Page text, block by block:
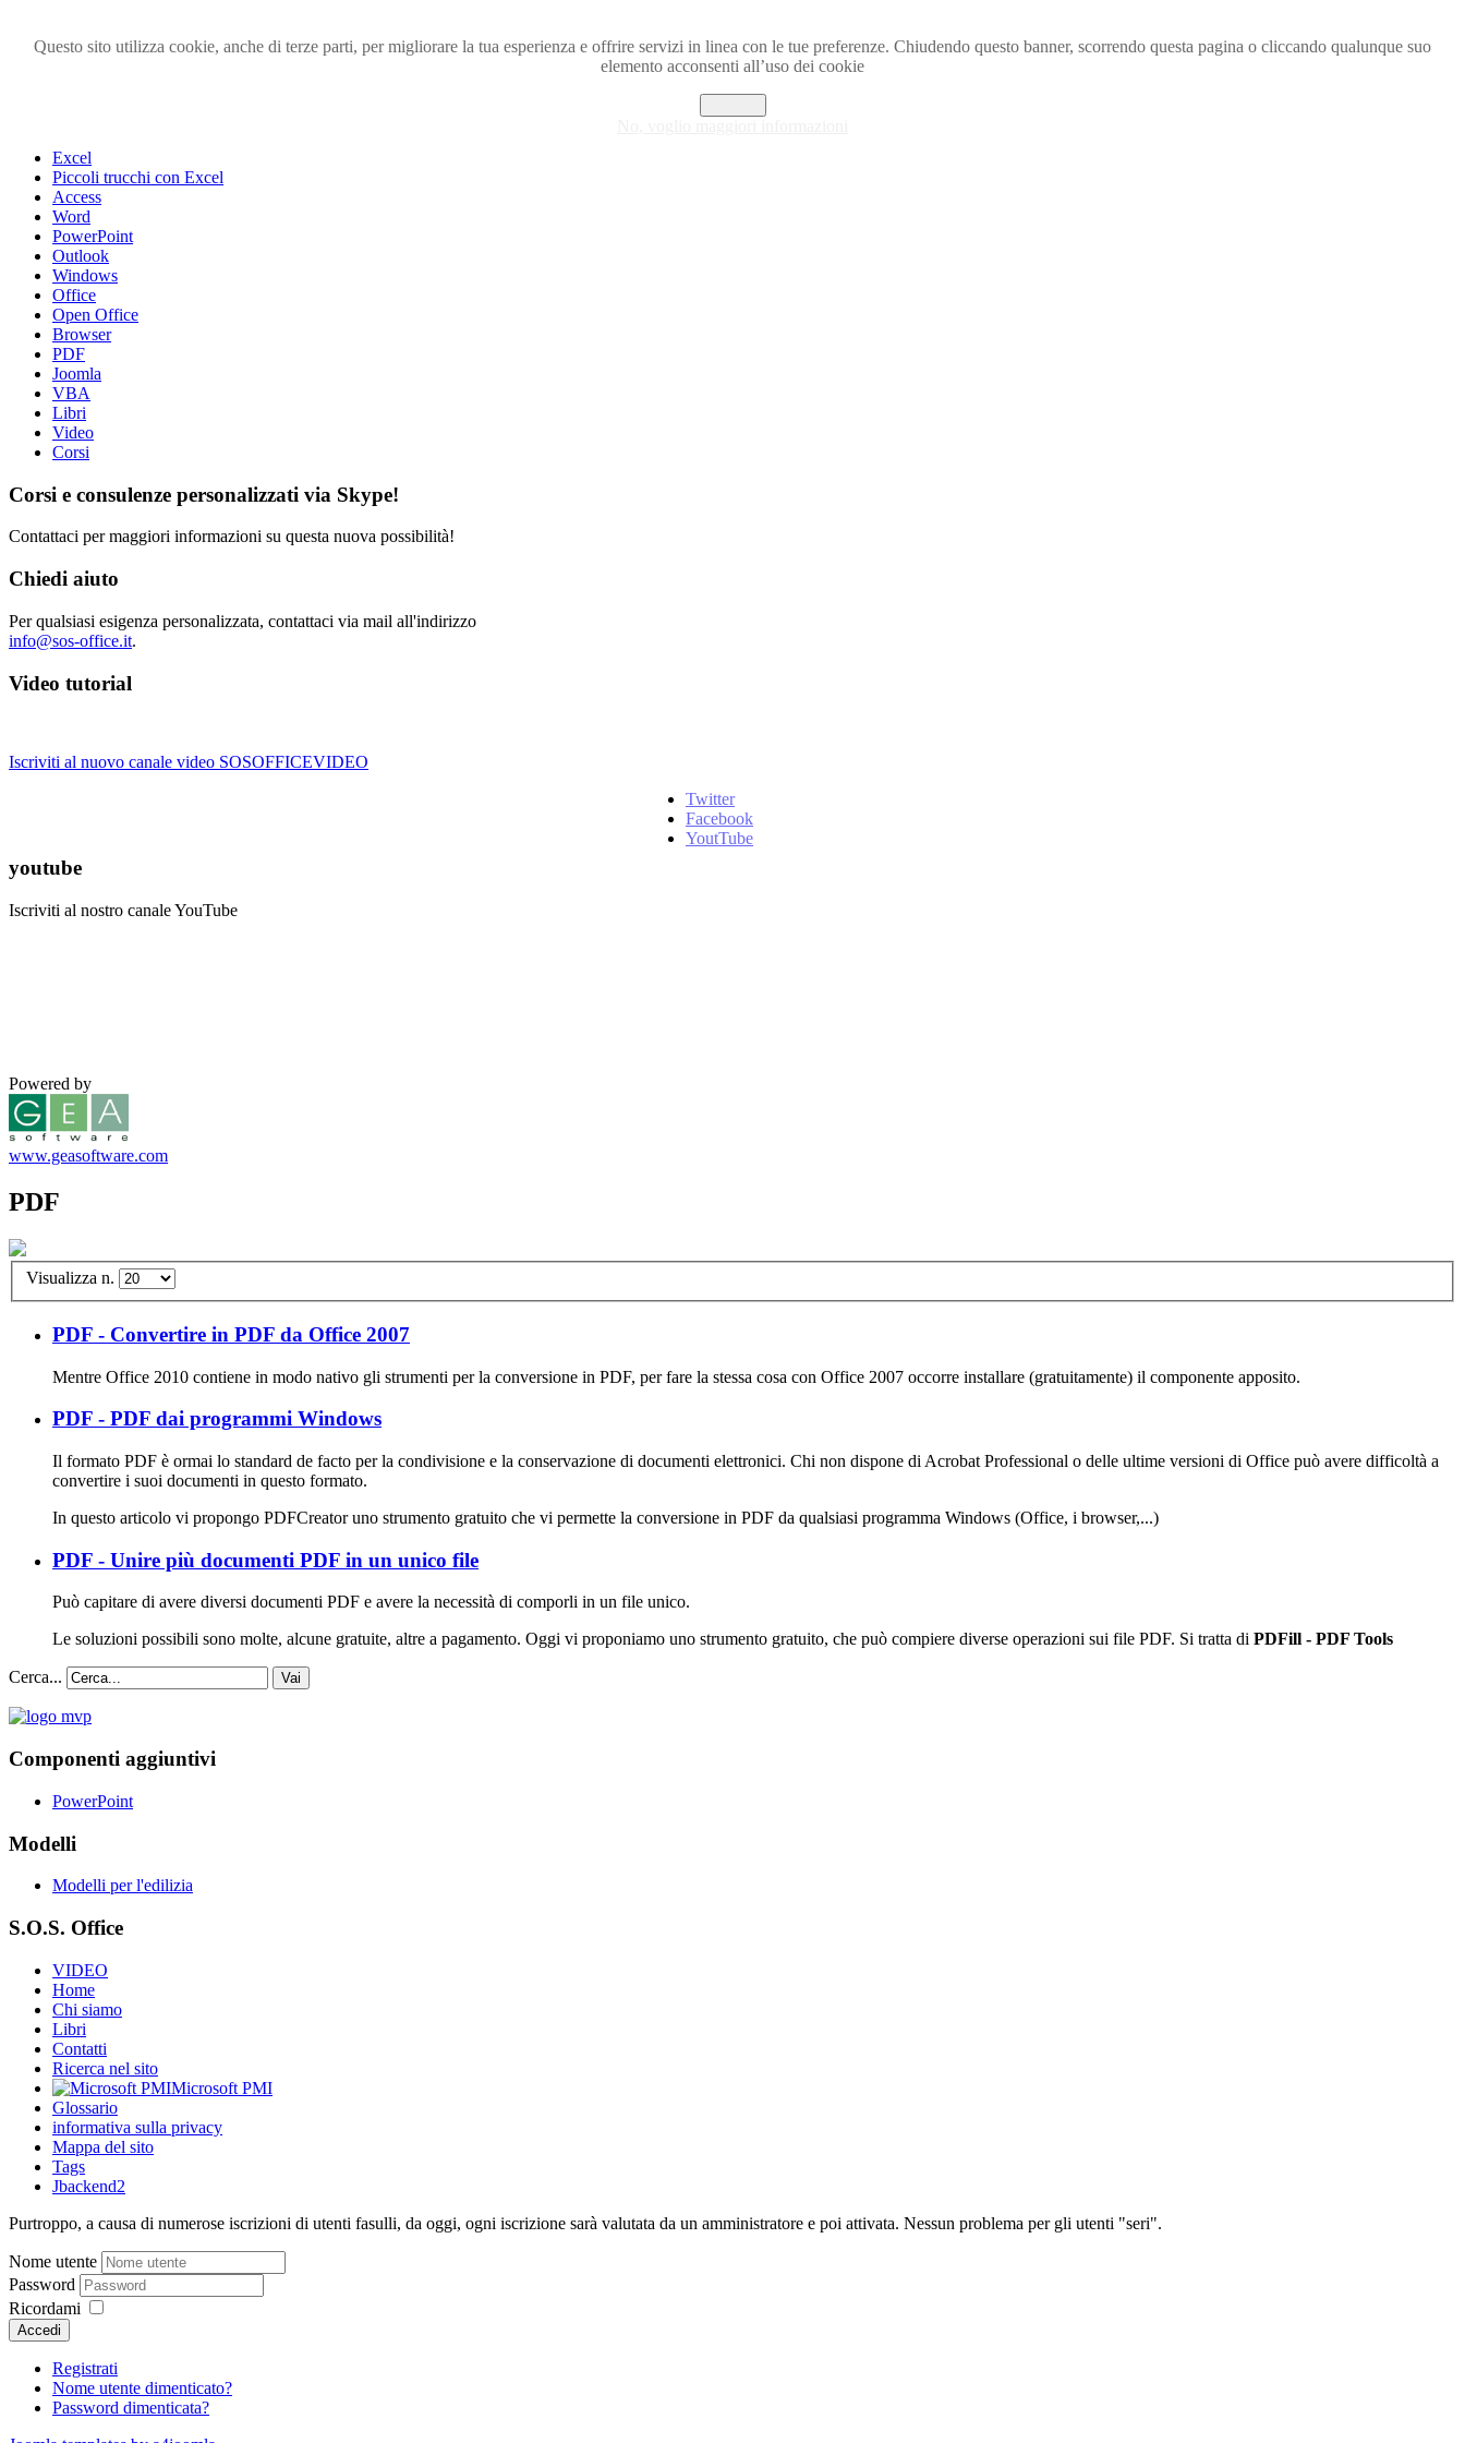
Questo sito utilizza cookie, anche di terze parti, per migliorare la tua esperienza e offrire servizi in linea con le tue preferenze. Chiudendo questo banner, scorrendo questa pagina o cliccando qualunque suo
elemento acconsenti all’uso dei cookie
Excel
Piccoli trucchi con Excel
Access
Word
PowerPoint
Outlook
Windows
Office
Open Office
Browser
PDF
Joomla
VBA
Libri
Video
Corsi
Corsi e consulenze personalizzati via Skype!
Contattaci per maggiori informazioni su questa nuova possibilità!
Chiedi aiuto
Per qualsiasi esigenza personalizzata, contattaci via mail all'indirizzo
info@sos-office.it.
Video tutorial
Iscriviti al nuovo canale video SOSOFFICEVIDEO
Twitter
Facebook
YoutTube
youtube
Iscriviti al nostro canale YouTube
Powered by
www.geasoftware.com
PDF
Visualizza n.
PDF - Convertire in PDF da Office 2007
Mentre Office 2010 contiene in modo nativo gli strumenti per la conversione in PDF, per fare la stessa cosa con Office 2007 occorre installare (gratuitamente) il componente apposito.
PDF - PDF dai programmi Windows
Il formato PDF è ormai lo standard de facto per la condivisione e la conservazione di documenti elettronici. Chi non dispone di Acrobat Professional o delle ultime versioni di Office può avere difficoltà a
convertire i suoi documenti in questo formato.
In questo articolo vi propongo PDFCreator uno strumento gratuito che vi permette la conversione in PDF da qualsiasi programma Windows (Office, i browser,...)
PDF - Unire più documenti PDF in un unico file
Può capitare di avere diversi documenti PDF e avere la necessità di comporli in un file unico.
Le soluzioni possibili sono molte, alcune gratuite, altre a pagamento. Oggi vi proponiamo uno strumento gratuito, che può compiere diverse operazioni sui file PDF. Si tratta di PDFill - PDF Tools
Cerca... Vai
Componenti aggiuntivi
PowerPoint
Modelli
Modelli per l'edilizia
S.O.S. Office
VIDEO
Home
Chi siamo
Libri
Contatti
Ricerca nel sito
Microsoft PMI
Glossario
informativa sulla privacy
Mappa del sito
Tags
Jbackend2
Purtroppo, a causa di numerose iscrizioni di utenti fasulli, da oggi, ogni iscrizione sarà valutata da un amministratore e poi attivata. Nessun problema per gli utenti "seri".
Nome utente
Password
Ricordami
Accedi
Registrati
Nome utente dimenticato?
Password dimenticata?